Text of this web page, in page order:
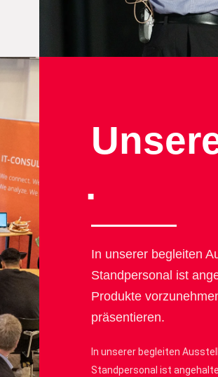
.
In unserer begleiten
Standpersonal ist
Produkte
präsentieren.
In unserer begleiten
Standpersonal ist